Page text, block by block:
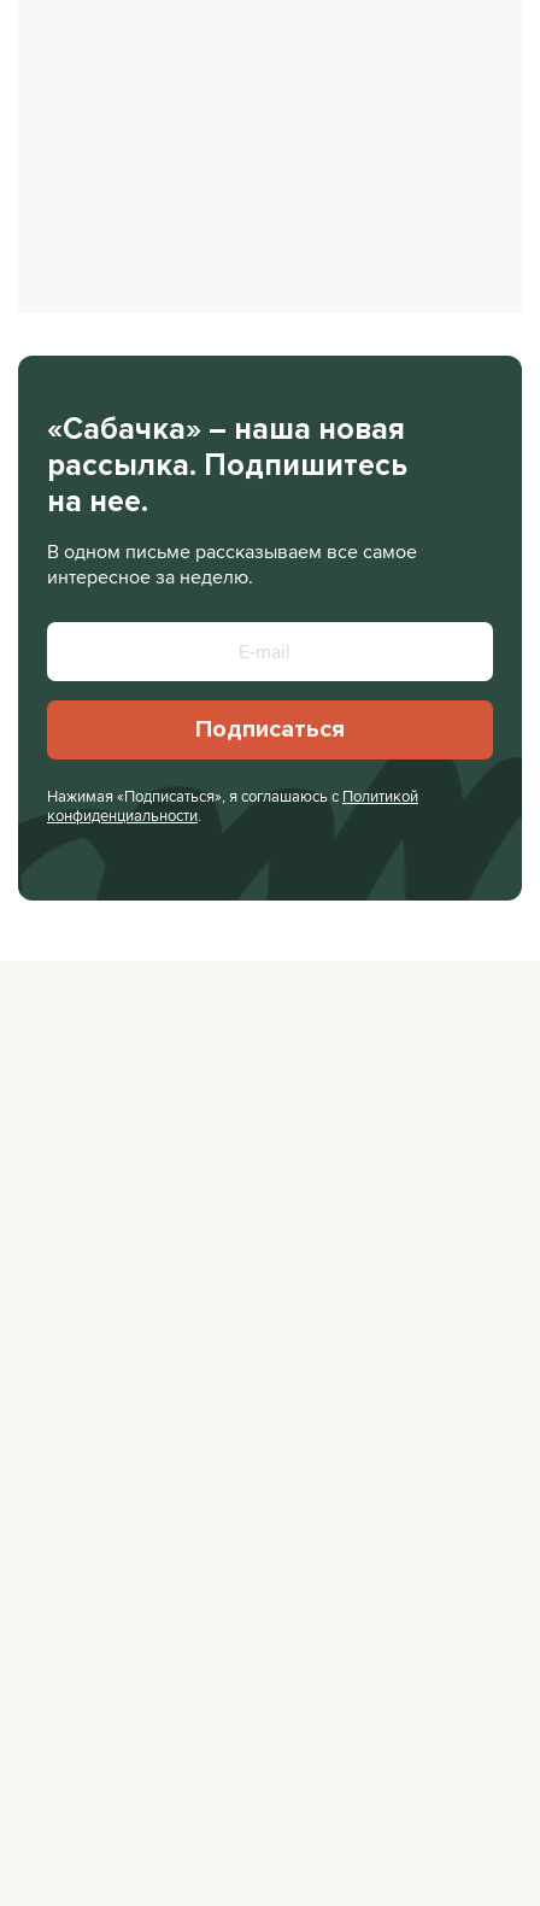
«Сабачка» – наша новая
рассылка. Подпишитесь
на нее.
В одном письме рассказываем все самое
интересное за неделю.
Подписаться
Нажимая «Подписаться», я соглашаюсь с Политикой
конфиденциальности.